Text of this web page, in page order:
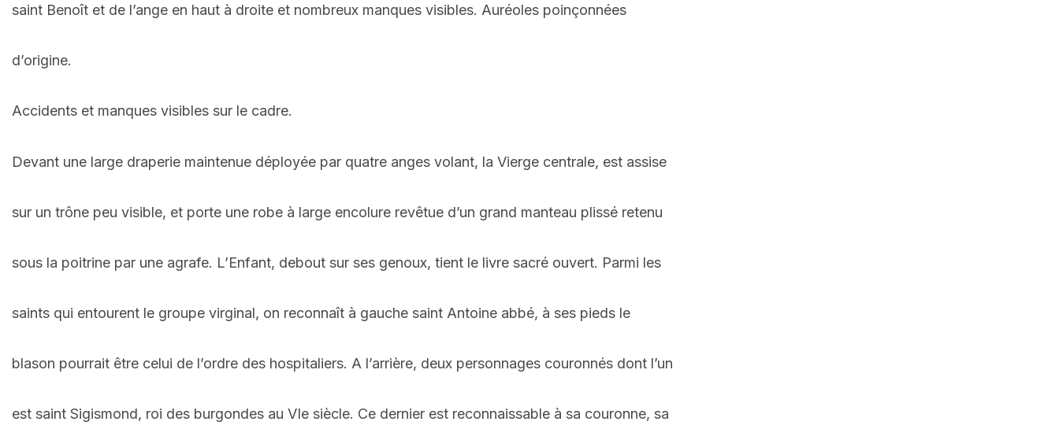
saint Benoît et de l’ange en haut à droite et nombreux manques visibles. Auréoles poinçonnées
d’origine.
Accidents et manques visibles sur le cadre.
Devant une large draperie maintenue déployée par quatre anges volant, la Vierge centrale, est assise
sur un trône peu visible, et porte une robe à large encolure revêtue d’un grand manteau plissé retenu
sous la poitrine par une agrafe. L’Enfant, debout sur ses genoux, tient le livre sacré ouvert. Parmi les
saints qui entourent le groupe virginal, on reconnaît à gauche saint Antoine abbé, à ses pieds le
blason pourrait être celui de l’ordre des hospitaliers. A l’arrière, deux personnages couronnés dont l’un
est saint Sigismond, roi des burgondes au VIe siècle. Ce dernier est reconnaissable à sa couronne, sa